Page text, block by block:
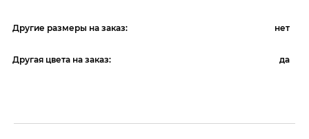
Другие размеры на заказ: нет
Другая цвета на заказ: да